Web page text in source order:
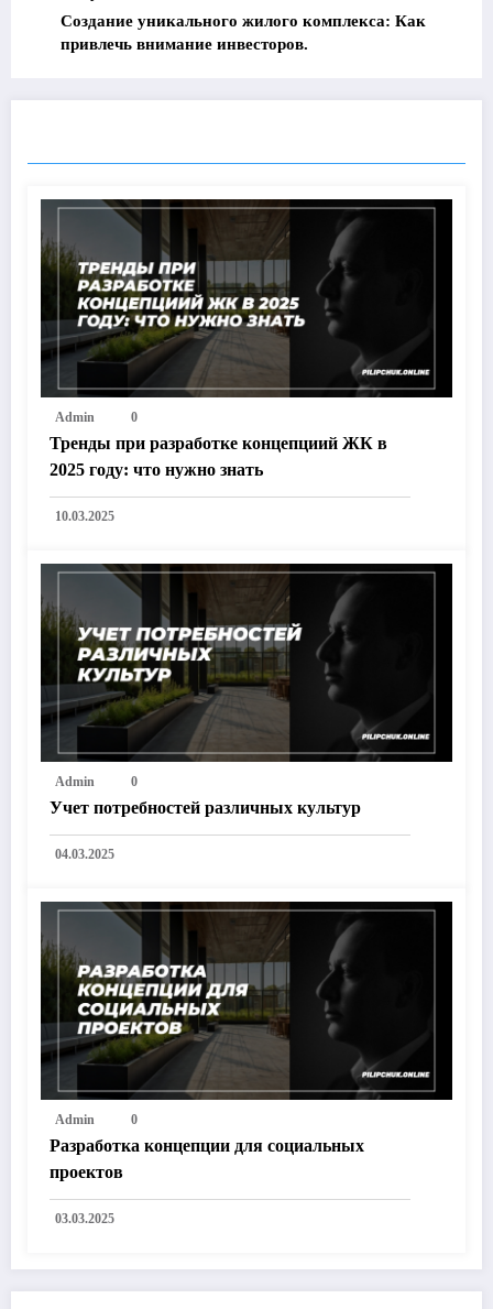
Создание уникального жилого комплекса: Как
привлечь внимание инвесторов.
Admin 0
Тренды при разработке концепциий ЖК в
2025 году: что нужно знать
10.03.2025
Admin 0
Учет потребностей различных культур
04.03.2025
Admin 0
Разработка концепции для социальных
проектов
03.03.2025